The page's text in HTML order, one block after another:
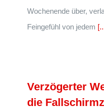
Wochenende über,
Feingefühl von jedem
Verzögerter
die